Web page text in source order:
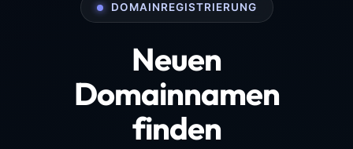
DOMAINREGISTRIERUNG
Neuen
Domainnamen
finden